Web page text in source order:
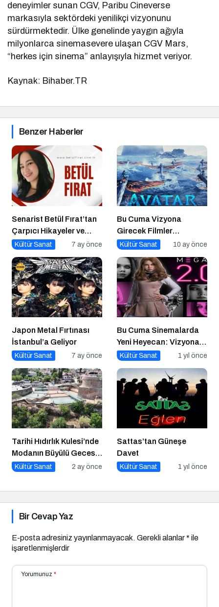
deneyimler sunan CGV, Paribu Cineverse
markasıyla sektördeki yenilikçi vizyonunu
sürdürmektedir. Ülke genelinde yaygın ağıyla
milyonlarca sinemasevere ulaşan CGV Mars,
“herkes için sinema” anlayışıyla hizmet veriyor.
Kaynak: Bihaber.TR
Benzer Haberler
Senarist Betül Fırat’tan
Çarpıcı Hikayeler ve
Şarkılar
Kültür Sanat 7 ay önce
Bu Cuma Vizyona
Girecek Filmler
Açıklandı
Kültür Sanat 10 ay önce
Japon Metal Fırtınası
İstanbul’a Geliyor
Kültür Sanat 7 ay önce
Bu Cuma Sinemalarda
Yeni Heyecan: Vizyona
Girecek Filmler Belli
Kültür Sanat 1 yıl önce
Tarihi Hıdırlık Kulesi’nde
Modanın Büyülü Gecesi:
Cihan Nacar Defilesi
Kültür Sanat 2 ay önce
Sattas’tan Güneşe
Davet
Kültür Sanat 1 yıl önce
Bir Cevap Yaz
E-posta adresiniz yayınlanmayacak. Gerekli alanlar* ile
işaretlenmişlerdir
Yorumunuz *